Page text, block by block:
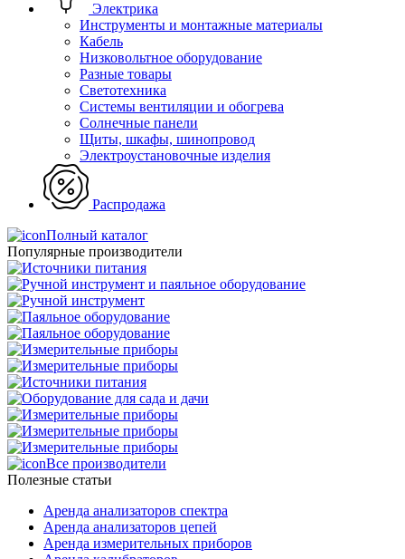
Электрика
Инструменты и монтажные материалы
Кабель
Низковольтное оборудование
Разные товары
Светотехника
Системы вентиляции и обогрева
Солнечные панели
Щиты, шкафы, шинопровод
Электроустановочные изделия
Распродажа
Полный каталог
Популярные производители
Все производители
Полезные статьи
Аренда анализаторов спектра
Аренда анализаторов цепей
Аренда измерительных приборов